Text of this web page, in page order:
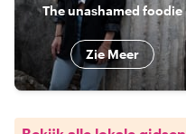
The unashamed foodie
Zie Meer